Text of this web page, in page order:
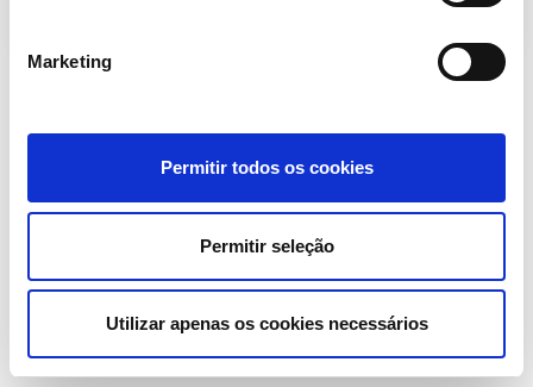
Marketing
Permitir todos os cookies
Permitir seleção
Utilizar apenas os cookies necessários